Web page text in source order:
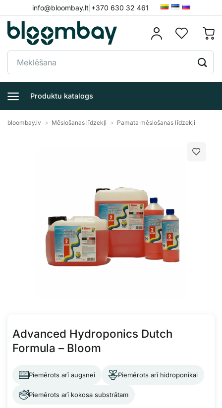
to
content
info@bloombay.lt +370 630 32 461
Meklēt:
Produktu katalogs
bloombay.lv > Mēslošanas līdzekļi > Pamata mēslošanas līdzekļi
Advanced Hydroponics Dutch
Formula – Bloom
Piemērots arī augsnei Piemērots arī hidroponikai
Piemērots arī kokosa substrātam